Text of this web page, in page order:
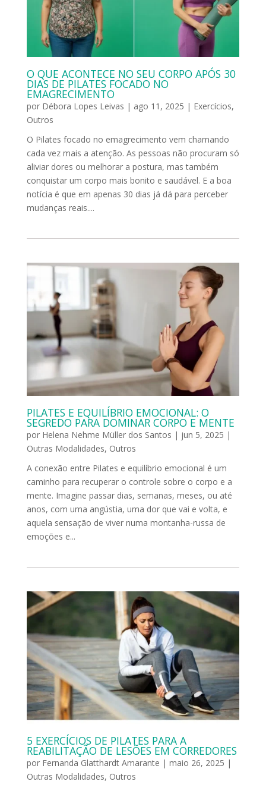
O QUE ACONTECE NO SEU CORPO APÓS 30
DIAS DE PILATES FOCADO NO
EMAGRECIMENTO
por Débora Lopes Leivas | ago 11, 2025 | Exercícios,
Outros
O Pilates focado no emagrecimento vem chamando
cada vez mais a atenção. As pessoas não procuram só
aliviar dores ou melhorar a postura, mas também
conquistar um corpo mais bonito e saudável. E a boa
notícia é que em apenas 30 dias já dá para perceber
mudanças reais....
PILATES E EQUILÍBRIO EMOCIONAL: O
SEGREDO PARA DOMINAR CORPO E MENTE
por Helena Nehme Müller dos Santos | jun 5, 2025 |
Outras Modalidades, Outros
A conexão entre Pilates e equilíbrio emocional é um
caminho para recuperar o controle sobre o corpo e a
mente. Imagine passar dias, semanas, meses, ou até
anos, com uma angústia, uma dor que vai e volta, e
aquela sensação de viver numa montanha-russa de
emoções e...
5 EXERCÍCIOS DE PILATES PARA A
REABILITAÇÃO DE LESÕES EM CORREDORES
por Fernanda Glatthardt Amarante | maio 26, 2025 |
Outras Modalidades, Outros